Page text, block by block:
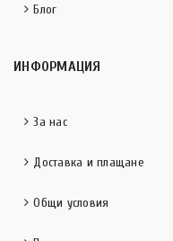
Блог
ИНФОРМАЦИЯ
За нас
Доставка и плащане
Общи условия